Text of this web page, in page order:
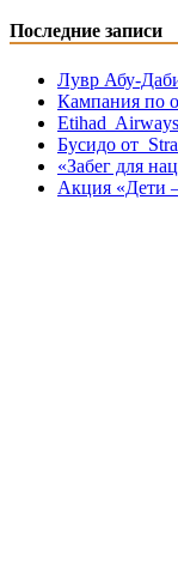
кофе!
Последние записи
Лувр Абу-
Кампания по
Etihad
Бусидо от
«Забег для
Акция «Дети